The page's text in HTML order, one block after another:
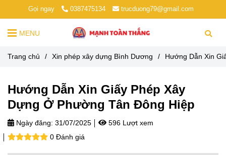
Gọi ngay 0387475134 trucduong79@gmail.com
MENU
Trang chủ / Xin phép xây dựng Bình Dương / Hướng Dẫn Xin
Hướng Dẫn Xin Giấy Phép Xây
Dựng Ở Phường Tân Đông Hiệp
Ngày đăng: 31/07/2025
596 Lượt xem
0 Đánh giá